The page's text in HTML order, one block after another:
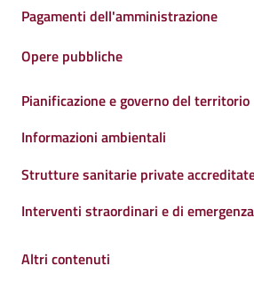
Pagamenti dell'amministrazione
Opere pubbliche
Pianificazione e governo del territorio
Informazioni ambientali
Strutture sanitarie private
Interventi straordinari e di emergenza
Altri contenuti